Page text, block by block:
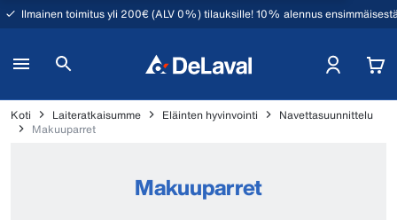
Ilmainen toimitus yli 200€ (ALV 0%) tilauksille! 10% alennus
Koti Laiteratkaisumme Eläinten hyvinvointi
Navettasuunnittelu
Makuuparret
Makuuparret